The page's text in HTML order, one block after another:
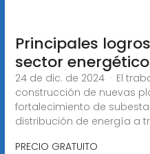
Principales
sector
24 de dic. de 2024 · El
construcción de nuevas
fortalecimiento de
distribución de energía a
PRECIO GRATUITO